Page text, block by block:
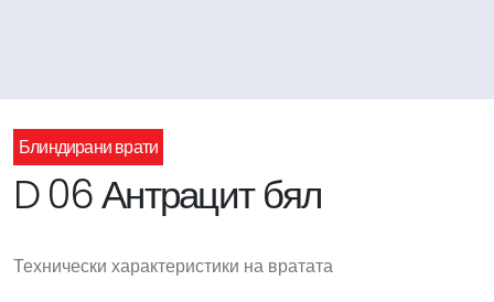
Блиндирани врати
D 06 Антрацит бял
Технически характеристики на вратата